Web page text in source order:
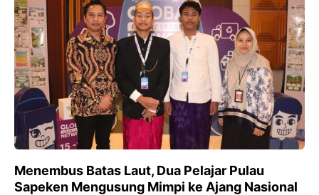
Menembus Batas Laut, Dua Pelajar Pulau
Sapeken Mengusung Mimpi ke Ajang Nasional